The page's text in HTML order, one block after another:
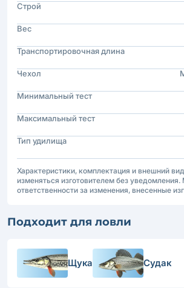
Строй
Вес
Транспортировочная длина
Чехол
Минимальный тест
Максимальный тест
Тип удилища
Характеристики, комплектация и внешний
изменяться изготовителем без уведомления.
ответственности за изменения, внесенные
Подходит для ловли
Щука Судак